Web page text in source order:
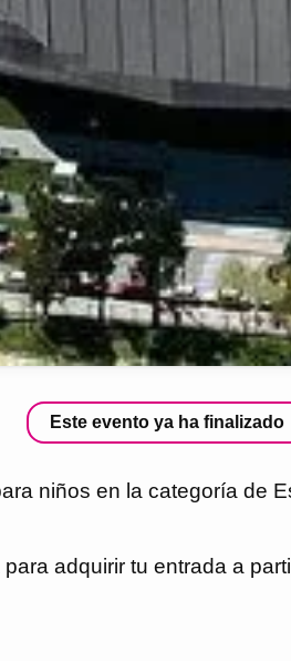
Este evento ya ha finalizado
niños en la categoría de
adquirir tu entrada a